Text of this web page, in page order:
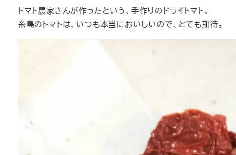
トマト農家さんが作ったという、手作りのドライトマト。
糸島のトマトは、いつも本当においしいので、とても期待。